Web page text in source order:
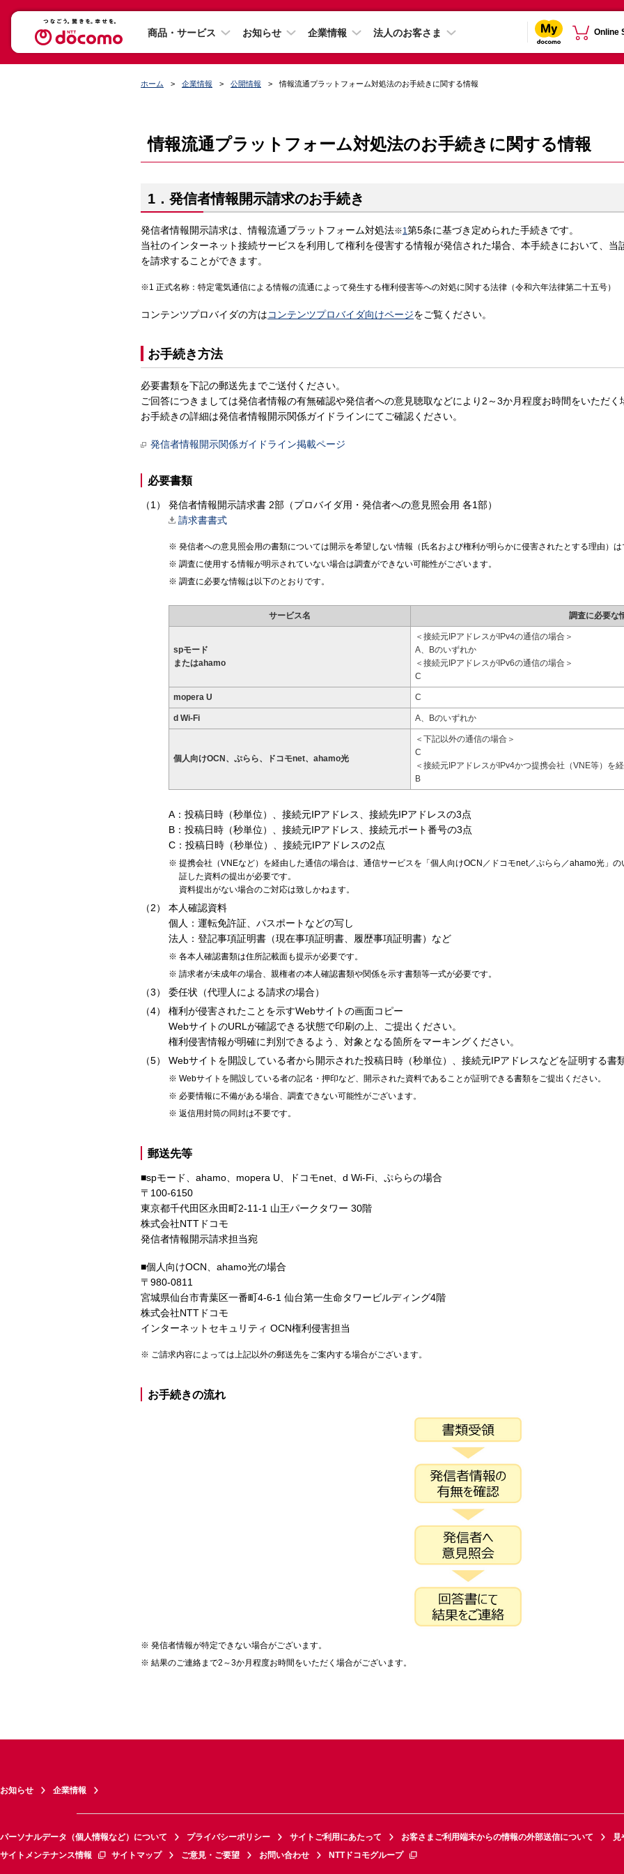
商品・サービス お知らせ 企業情報 法人のお客さま Online
ホーム 企業情報 公開情報 情報流通プラットフォーム対処法のお手続きに関する情報
情報流通プラットフォーム対処法のお手続きに関する情報
1．発信者情報開示請求のお手続き
発信者情報開示請求は、情報流通プラットフォーム対処法※1第5条に基づき定められた手続きです。
当社のインターネット接続サービスを利用して権利を侵害する情報が発信された場合、本手続きにおいて、
を請求することができます。
正式名称：特定電気通信による情報の流通によって発生する権利侵害等への対処に関する法律（令和六年法律第二十五号）
コンテンツプロバイダの方はコンテンツプロバイダ向けページをご覧ください。
お手続き方法
必要書類を下記の郵送先までご送付ください。
ご回答につきましては発信者情報の有無確認や発信者への意見聴取などにより2～3か月程度お時間をいただく
お手続きの詳細は発信者情報開示関係ガイドラインにてご確認ください。
発信者情報開示関係ガイドライン掲載ページ
必要書類
発信者情報開示請求書 2部（プロバイダ用・発信者への意見照会用 各1部）
請求書書式
発信者への意見照会用の書類については開示を希望しない情報（氏名および権利が明らかに侵害されたとする理由）
調査に使用する情報が明示されていない場合は調査ができない可能性がございます。
調査に必要な情報は以下のとおりです。
サービス名 調査に必要な
spモード
またはahamo
＜接続元IPアドレスがIPv4の通信の場合＞
A、Bのいずれか
＜接続元IPアドレスがIPv6の通信の場合＞
C
mopera U C
d Wi-Fi A、Bのいずれか
個人向けOCN、ぷらら、ドコモnet、ahamo光
＜下記以外の通信の場合＞
C
＜接続元IPアドレスがIPv4かつ提携会社（VNE等）を
B
A：投稿日時（秒単位）、接続元IPアドレス、接続先IPアドレスの3点
B：投稿日時（秒単位）、接続元IPアドレス、接続元ポート番号の3点
C：投稿日時（秒単位）、接続元IPアドレスの2点
提携会社（VNEなど）を経由した通信の場合は、通信サービスを「個人向けOCN／ドコモnet／ぷらら／ahamo光」
証した資料の提出が必要です。
資料提出がない場合のご対応は致しかねます。
本人確認資料
個人：運転免許証、パスポートなどの写し
法人：登記事項証明書（現在事項証明書、履歴事項証明書）など
各本人確認書類は住所記載面も提示が必要です。
請求者が未成年の場合、親権者の本人確認書類や関係を示す書類等一式が必要です。
委任状（代理人による請求の場合）
権利が侵害されたことを示すWebサイトの画面コピー
WebサイトのURLが確認できる状態で印刷の上、ご提出ください。
権利侵害情報が明確に判別できるよう、対象となる箇所をマーキングください。
Webサイトを開設している者から開示された投稿日時（秒単位）、接続元IPアドレスなどを証明する書
Webサイトを開設している者の記名・押印など、開示された資料であることが証明できる書類をご提出ください。
必要情報に不備がある場合、調査できない可能性がございます。
返信用封筒の同封は不要です。
郵送先等
■spモード、ahamo、mopera U、ドコモnet、d Wi-Fi、ぷららの場合
〒100-6150
東京都千代田区永田町2-11-1 山王パークタワー 30階
株式会社NTTドコモ
発信者情報開示請求担当宛
■個人向けOCN、ahamo光の場合
〒980-0811
宮城県仙台市青葉区一番町4-6-1 仙台第一生命タワービルディング4階
株式会社NTTドコモ
インターネットセキュリティ OCN権利侵害担当
ご請求内容によっては上記以外の郵送先をご案内する場合がございます。
お手続きの流れ
発信者情報が特定できない場合がございます。
結果のご連絡まで2～3か月程度お時間をいただく場合がございます。
お知らせ 企業情報
パーソナルデータ（個人情報など）について プライバシーポリシー サイトご利用にあたって お客さまご利用端末からの情報の外部送信について
見
サイトメンテナンス情報
サイトマップ ご意見・ご要望 お問い合わせ NTTドコモグループ